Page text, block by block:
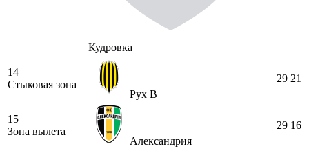
Кудровка
14
Стыковая зона
Рух В
29 21
15
Зона вылета
Александрия
29 16